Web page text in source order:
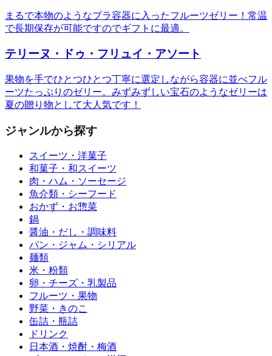
まるで本物のようなプラ容器に入ったフルーツゼリー！常温
で長期保存が可能ですのでギフトに最適。
テリーヌ・ドゥ・フリュイ・アソート
果物を手でひとつひとつ丁寧に選定しながら容器に並べフル
ーツたっぷりのゼリー。みずみずしい宝石のようなゼリーは
夏の贈り物として大人気です！
ジャンルから探す
スイーツ・洋菓子
和菓子・和スイーツ
肉・ハム・ソーセージ
魚介類・シーフード
おかず・お惣菜
鍋
醤油・だし・調味料
パン・ジャム・シリアル
麺類
米・粉類
卵・チーズ・乳製品
フルーツ・果物
野菜・きのこ
缶詰・瓶詰
ドリンク
日本酒・焼酎・梅酒